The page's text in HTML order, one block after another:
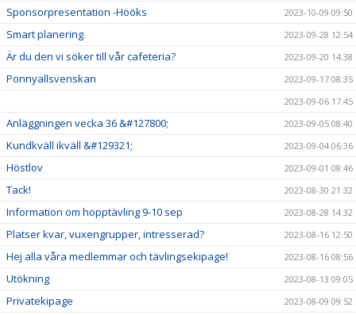
Sponsorpresentation -Hööks 2023-10-09 09:50
Smart planering 2023-09-28 12:54
Är du den vi söker till vår cafeteria? 2023-09-20 14:38
Ponnyallsvenskan
2023-09-17 08:35
2023-09-06 17:45
Anläggningen vecka 36 &#127800; 2023-09-05 08:40
Kundkväll ikväll &#129321; 2023-09-04 06:36
Höstlov 2023-09-01 08:46
Tack! 2023-08-30 21:32
Information om hopptävling 9-10 sep 2023-08-28 14:32
Platser kvar, vuxengrupper, intresserad? 2023-08-16 12:50
Hej alla våra medlemmar och tävlingsekipage! 2023-08-16 08:56
Utökning 2023-08-13 09:05
Privatekipage 2023-08-09 09:52